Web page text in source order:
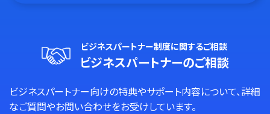
ビジネスパートナー制度に関するご相談
ビジネスパートナーのご相談
ビジネスパートナー向けの特典やサポート内容について、詳細
なご質問やお問い合わせをお受けしています。